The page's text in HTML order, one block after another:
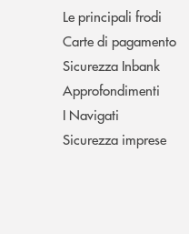
Le principali frodi
Carte di pagamento
Sicurezza Inbank
Approfondimenti
I Navigati
Sicurezza imprese